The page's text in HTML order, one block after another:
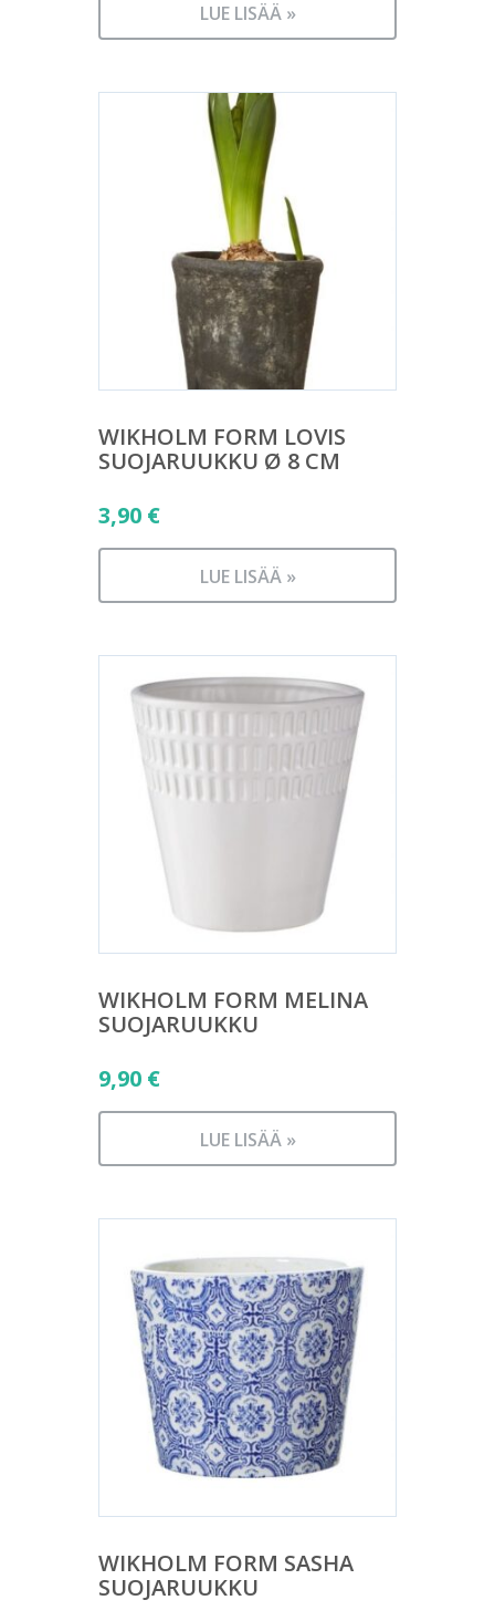
LUE LISÄÄ »
WIKHOLM FORM LOVIS
SUOJARUUKKU Ø 8 CM
3,90 €
LUE LISÄÄ »
WIKHOLM FORM MELINA
SUOJARUUKKU
9,90 €
LUE LISÄÄ »
WIKHOLM FORM SASHA
SUOJARUUKKU